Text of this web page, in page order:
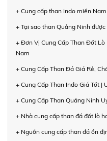
+ Cung cấp than Indo miền
+ Tại sao than Quảng Ninh
+ Đơn Vị Cung Cấp Than Đốt Lò
Nam
+ Cung Cấp Than Đá Giá Rẻ,
+ Cung Cấp Than Indo Giá Tốt |
+ Cung Cấp Than Quảng Ninh
+ Nhà cung cấp than đá đốt lò
+ Nguồn cung cấp than đá ổn